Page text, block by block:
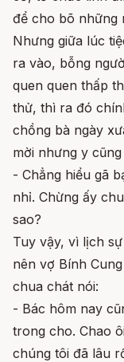
để cho bõ những
Nhưng giữa lúc
ra vào, bỗng
quen quen thấp
thử, thì ra đó
chồng bà ngày
mời nhưng y
- Chẳng hiểu gã
nhỉ. Chừng ấy
sao?
Tuy vậy, vì lịch
nên vợ Bính
chua chát nói:
- Bác hôm nay
trong cho. Chao
chúng tôi đã lâu